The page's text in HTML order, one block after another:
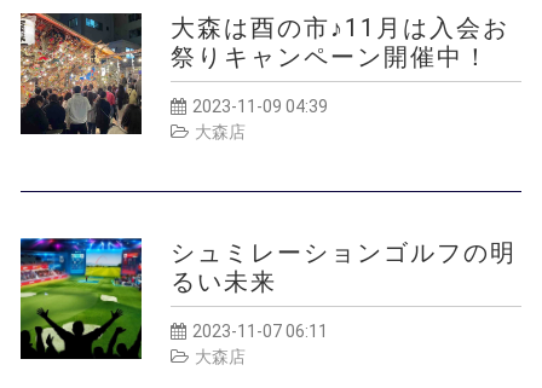
大森は酉の市♪11月は入会お
祭りキャンペーン開催中！
2023-11-09 04:39
大森店
シュミレーションゴルフの明
るい未来
2023-11-07 06:11
大森店